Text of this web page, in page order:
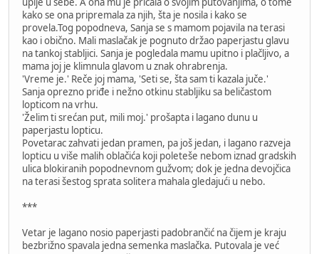
kako se ona pripremala za njih, šta je nosila i kako se
provela.Tog popodneva, Sanja se s mamom pojavila na terasi
kao i obično. Mali maslačak je pognuto držao paperjastu glavu
na tankoj stabljici. Sanja je pogledala mamu upitno i plačljivo, a
mama joj je klimnula glavom u znak ohrabrenja.
'Vreme je.' Reče joj mama, 'Seti se, šta sam ti kazala juče.'
Sanja oprezno priđe i nežno otkinu stabljiku sa beličastom
lopticom na vrhu.
'Želim ti srećan put, mili moj.' prošapta i lagano dunu u
paperjastu lopticu.
Povetarac zahvati jedan pramen, pa još jedan, i lagano razveja
lopticu u više malih oblačića koji poleteše nebom iznad gradskih
ulica blokiranih popodnevnom gužvom; dok je jedna devojčica
na terasi šestog sprata solitera mahala gledajući u nebo.
***
Vetar je lagano nosio paperjasti padobrančić na čijem je kraju
bezbrižno spavala jedna semenka maslačka. Putovala je već